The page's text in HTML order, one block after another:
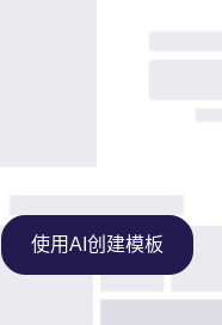
使用AI创建模板